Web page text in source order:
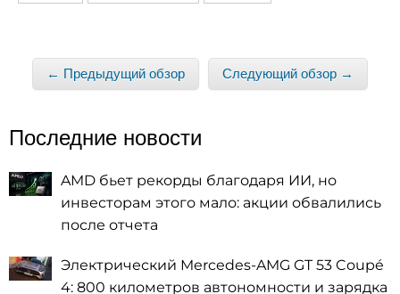
← Предыдущий обзор Следующий обзор →
Последние новости
AMD бьет рекорды благодаря ИИ, но
инвесторам этого мало: акции обвалились
после отчета
Электрический Mercedes-AMG GT 53 Coupé
4: 800 километров автономности и зарядка